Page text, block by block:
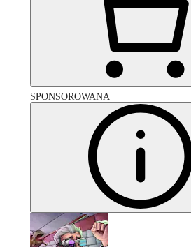
SPONSOROWANA